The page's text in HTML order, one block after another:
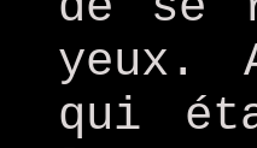
yeux.
qui